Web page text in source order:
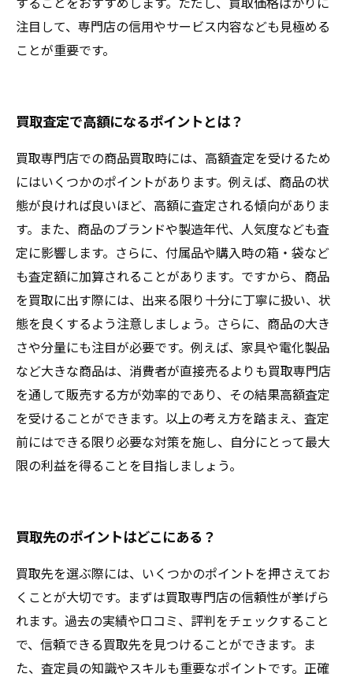
注目して、専門店の信用やサービス内容なども見極める
ことが重要です。
買取査定で高額になるポイントとは？
買取専門店での商品買取時には、高額査定を受けるため
にはいくつかのポイントがあります。例えば、商品の状
態が良ければ良いほど、高額に査定される傾向がありま
す。また、商品のブランドや製造年代、人気度なども査
定に影響します。さらに、付属品や購入時の箱・袋など
も査定額に加算されることがあります。ですから、商品
を買取に出す際には、出来る限り十分に丁寧に扱い、状
態を良くするよう注意しましょう。さらに、商品の大き
さや分量にも注目が必要です。例えば、家具や電化製品
など大きな商品は、消費者が直接売るよりも買取専門店
を通して販売する方が効率的であり、その結果高額査定
を受けることができます。以上の考え方を踏まえ、査定
前にはできる限り必要な対策を施し、自分にとって最大
限の利益を得ることを目指しましょう。
買取先のポイントはどこにある？
買取先を選ぶ際には、いくつかのポイントを押さえてお
くことが大切です。まずは買取専門店の信頼性が挙げら
れます。過去の実績や口コミ、評判をチェックすること
で、信頼できる買取先を見つけることができます。ま
た、査定員の知識やスキルも重要なポイントです。正確